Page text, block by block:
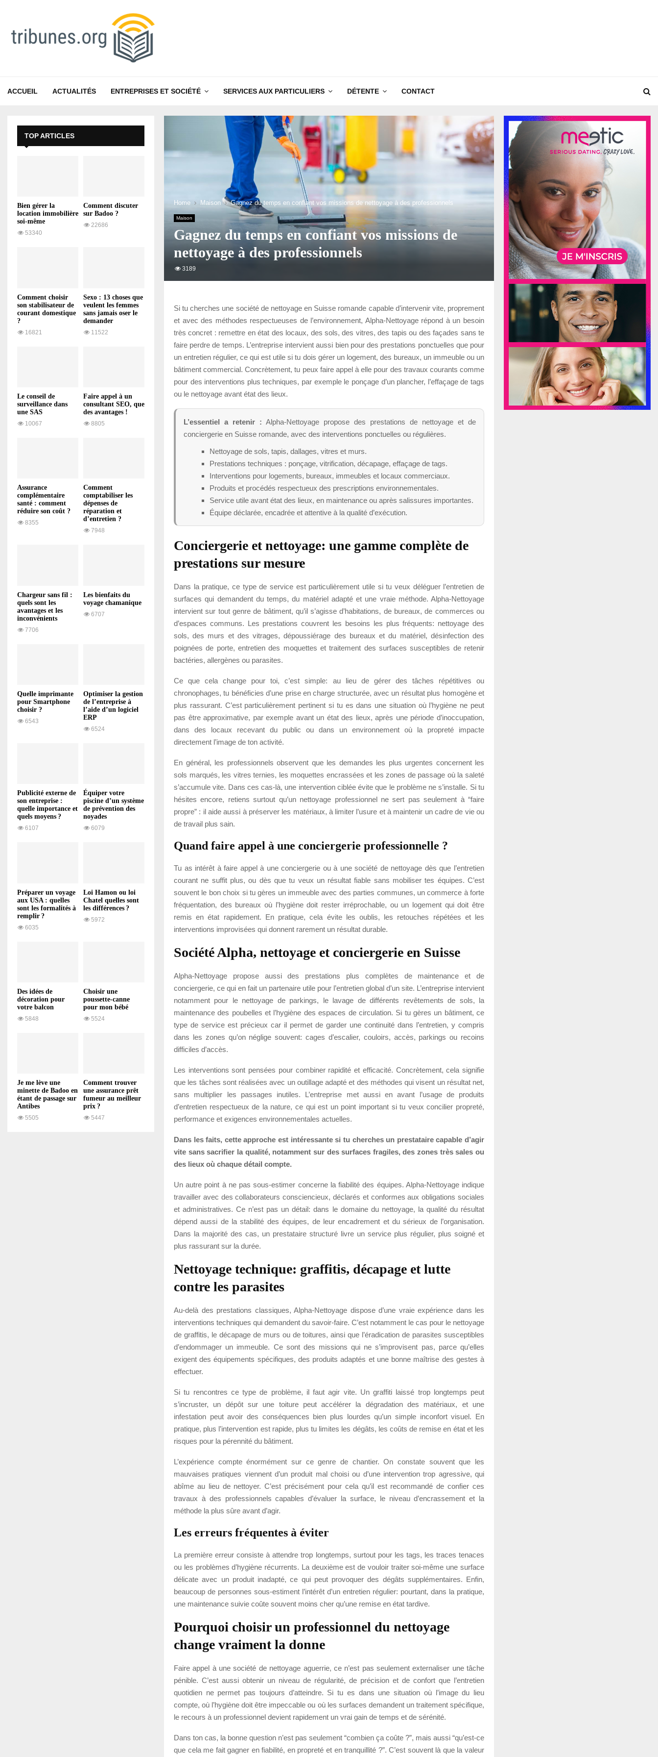
ACCUEIL ACTUALITÉS ENTREPRISES ET SOCIÉTÉ SERVICES AUX PARTICULIERS DÉTENTE CONTACT
Home Maison Gagnez du temps en confiant vos missions de nettoyage à des professionnels
Maison
Gagnez du temps en confiant vos missions de
nettoyage à des professionnels
3189
Si tu cherches une société de nettoyage en Suisse romande capable d’intervenir vite, proprement
et avec des méthodes respectueuses de l’environnement, Alpha-Nettoyage répond à un besoin
très concret : remettre en état des locaux, des sols, des vitres, des tapis ou des façades sans te
faire perdre de temps. L’entreprise intervient aussi bien pour des prestations ponctuelles que pour
un entretien régulier, ce qui est utile si tu dois gérer un logement, des bureaux, un immeuble ou un
bâtiment commercial. Concrètement, tu peux faire appel à elle pour des travaux courants comme
pour des interventions plus techniques, par exemple le ponçage d’un plancher, l’effaçage de tags
ou le nettoyage avant état des lieux.
L’essentiel a retenir : Alpha-Nettoyage propose des prestations de nettoyage et de
conciergerie en Suisse romande, avec des interventions ponctuelles ou régulières.
Nettoyage de sols, tapis, dallages, vitres et murs.
Prestations techniques : ponçage, vitrification, décapage, effaçage de tags.
Interventions pour logements, bureaux, immeubles et locaux commerciaux.
Produits et procédés respectueux des prescriptions environnementales.
Service utile avant état des lieux, en maintenance ou après salissures importantes.
Équipe déclarée, encadrée et attentive à la qualité d’exécution.
Conciergerie et nettoyage: une gamme complète de
prestations sur mesure
Dans la pratique, ce type de service est particulièrement utile si tu veux déléguer l’entretien de
surfaces qui demandent du temps, du matériel adapté et une vraie méthode. Alpha-Nettoyage
intervient sur tout genre de bâtiment, qu’il s’agisse d’habitations, de bureaux, de commerces ou
d’espaces communs. Les prestations couvrent les besoins les plus fréquents: nettoyage des
sols, des murs et des vitrages, dépoussiérage des bureaux et du matériel, désinfection des
poignées de porte, entretien des moquettes et traitement des surfaces susceptibles de retenir
bactéries, allergènes ou parasites.
Ce que cela change pour toi, c’est simple: au lieu de gérer des tâches répétitives ou
chronophages, tu bénéficies d’une prise en charge structurée, avec un résultat plus homogène et
plus rassurant. C’est particulièrement pertinent si tu es dans une situation où l’hygiène ne peut
pas être approximative, par exemple avant un état des lieux, après une période d’inoccupation,
dans des locaux recevant du public ou dans un environnement où la propreté impacte
directement l’image de ton activité.
En général, les professionnels observent que les demandes les plus urgentes concernent les
sols marqués, les vitres ternies, les moquettes encrassées et les zones de passage où la saleté
s’accumule vite. Dans ces cas-là, une intervention ciblée évite que le problème ne s’installe. Si tu
hésites encore, retiens surtout qu’un nettoyage professionnel ne sert pas seulement à “faire
propre” : il aide aussi à préserver les matériaux, à limiter l’usure et à maintenir un cadre de vie ou
de travail plus sain.
Quand faire appel à une conciergerie professionnelle ?
Tu as intérêt à faire appel à une conciergerie ou à une société de nettoyage dès que l’entretien
courant ne suffit plus, ou dès que tu veux un résultat fiable sans mobiliser tes équipes. C’est
souvent le bon choix si tu gères un immeuble avec des parties communes, un commerce à forte
fréquentation, des bureaux où l’hygiène doit rester irréprochable, ou un logement qui doit être
remis en état rapidement. En pratique, cela évite les oublis, les retouches répétées et les
interventions improvisées qui donnent rarement un résultat durable.
Société Alpha, nettoyage et conciergerie en Suisse
Alpha-Nettoyage propose aussi des prestations plus complètes de maintenance et de
conciergerie, ce qui en fait un partenaire utile pour l’entretien global d’un site. L’entreprise intervient
notamment pour le nettoyage de parkings, le lavage de différents revêtements de sols, la
maintenance des poubelles et l’hygiène des espaces de circulation. Si tu gères un bâtiment, ce
type de service est précieux car il permet de garder une continuité dans l’entretien, y compris
dans les zones qu’on néglige souvent: cages d’escalier, couloirs, accès, parkings ou recoins
difficiles d’accès.
Les interventions sont pensées pour combiner rapidité et efficacité. Concrètement, cela signifie
que les tâches sont réalisées avec un outillage adapté et des méthodes qui visent un résultat net,
sans multiplier les passages inutiles. L’entreprise met aussi en avant l’usage de produits
d’entretien respectueux de la nature, ce qui est un point important si tu veux concilier propreté,
performance et exigences environnementales actuelles.
Dans les faits, cette approche est intéressante si tu cherches un prestataire capable d’agir
vite sans sacrifier la qualité, notamment sur des surfaces fragiles, des zones très sales ou
des lieux où chaque détail compte.
Un autre point à ne pas sous-estimer concerne la fiabilité des équipes. Alpha-Nettoyage indique
travailler avec des collaborateurs consciencieux, déclarés et conformes aux obligations sociales
et administratives. Ce n’est pas un détail: dans le domaine du nettoyage, la qualité du résultat
dépend aussi de la stabilité des équipes, de leur encadrement et du sérieux de l’organisation.
Dans la majorité des cas, un prestataire structuré livre un service plus régulier, plus soigné et
plus rassurant sur la durée.
Nettoyage technique: graffitis, décapage et lutte
contre les parasites
Au-delà des prestations classiques, Alpha-Nettoyage dispose d’une vraie expérience dans les
interventions techniques qui demandent du savoir-faire. C’est notamment le cas pour le nettoyage
de graffitis, le décapage de murs ou de toitures, ainsi que l’éradication de parasites susceptibles
d’endommager un immeuble. Ce sont des missions qui ne s’improvisent pas, parce qu’elles
exigent des équipements spécifiques, des produits adaptés et une bonne maîtrise des gestes à
effectuer.
Si tu rencontres ce type de problème, il faut agir vite. Un graffiti laissé trop longtemps peut
s’incruster, un dépôt sur une toiture peut accélérer la dégradation des matériaux, et une
infestation peut avoir des conséquences bien plus lourdes qu’un simple inconfort visuel. En
pratique, plus l’intervention est rapide, plus tu limites les dégâts, les coûts de remise en état et les
risques pour la pérennité du bâtiment.
L’expérience compte énormément sur ce genre de chantier. On constate souvent que les
mauvaises pratiques viennent d’un produit mal choisi ou d’une intervention trop agressive, qui
abîme au lieu de nettoyer. C’est précisément pour cela qu’il est recommandé de confier ces
travaux à des professionnels capables d’évaluer la surface, le niveau d’encrassement et la
méthode la plus sûre avant d’agir.
Les erreurs fréquentes à éviter
La première erreur consiste à attendre trop longtemps, surtout pour les tags, les traces tenaces
ou les problèmes d’hygiène récurrents. La deuxième est de vouloir traiter soi-même une surface
délicate avec un produit inadapté, ce qui peut provoquer des dégâts supplémentaires. Enfin,
beaucoup de personnes sous-estiment l’intérêt d’un entretien régulier: pourtant, dans la pratique,
une maintenance suivie coûte souvent moins cher qu’une remise en état tardive.
Pourquoi choisir un professionnel du nettoyage
change vraiment la donne
Faire appel à une société de nettoyage aguerrie, ce n’est pas seulement externaliser une tâche
pénible. C’est aussi obtenir un niveau de régularité, de précision et de confort que l’entretien
quotidien ne permet pas toujours d’atteindre. Si tu es dans une situation où l’image du lieu
compte, où l’hygiène doit être impeccable ou où les surfaces demandent un traitement spécifique,
le recours à un professionnel devient rapidement un vrai gain de temps et de sérénité.
Dans ton cas, la bonne question n’est pas seulement “combien ça coûte ?”, mais aussi “qu’est-ce
que cela me fait gagner en fiabilité, en propreté et en tranquillité ?”. C’est souvent là que la valeur
TOP ARTICLES
Bien gérer la
location immobilière
soi-même
53340
Comment discuter
sur Badoo ?
22686
Comment choisir
son stabilisateur de
courant domestique
?
16821
Sexo : 13 choses que
veulent les femmes
sans jamais oser le
demander
11522
Le conseil de
surveillance dans
une SAS
10067
Faire appel à un
consultant SEO, que
des avantages !
8805
Assurance
complémentaire
santé : comment
réduire son coût ?
8355
Comment
comptabiliser les
dépenses de
réparation et
d’entretien ?
7948
Chargeur sans fil :
quels sont les
avantages et les
inconvénients
7706
Les bienfaits du
voyage chamanique
6707
Quelle imprimante
pour Smartphone
choisir ?
6543
Optimiser la gestion
de l’entreprise à
l’aide d’un logiciel
ERP
6524
Publicité externe de
son entreprise :
quelle importance et
quels moyens ?
6107
Équiper votre
piscine d’un système
de prévention des
noyades
6079
Préparer un voyage
aux USA : quelles
sont les formalités à
remplir ?
6035
Loi Hamon ou loi
Chatel quelles sont
les différences ?
5972
Des idées de
décoration pour
votre balcon
5848
Choisir une
poussette-canne
pour mon bébé
5524
Je me lève une
minette de Badoo en
étant de passage sur
Antibes
5505
Comment trouver
une assurance prêt
fumeur au meilleur
prix ?
5447